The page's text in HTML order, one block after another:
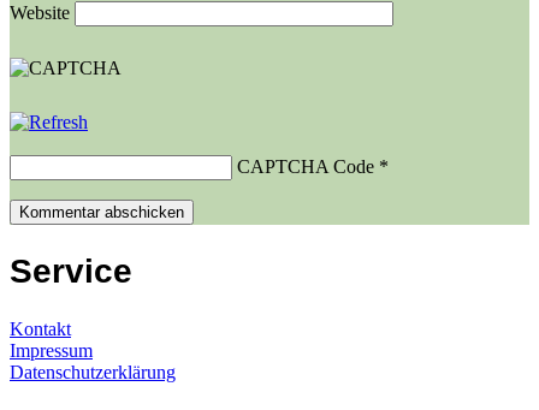
Website
CAPTCHA Code *
Service
Kontakt
Impressum
Datenschutzerklärung